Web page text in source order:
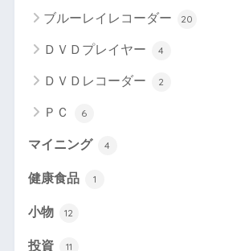
ブルーレイレコーダー 20
ＤＶＤプレイヤー 4
ＤＶＤレコーダー 2
ＰＣ 6
マイニング 4
健康食品 1
小物 12
投資 11